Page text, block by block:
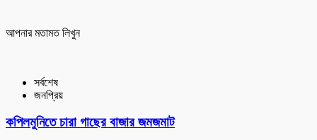
আপনার মতামত লিখুন
সর্বশেষ
জনপ্রিয়
কপিলমুনিতে চারা গাছের বাজার জমজমাট